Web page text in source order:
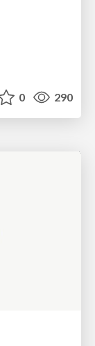
0 290